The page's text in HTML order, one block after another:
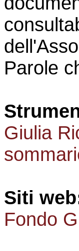
Parole
Giulia
Siti
Fondo